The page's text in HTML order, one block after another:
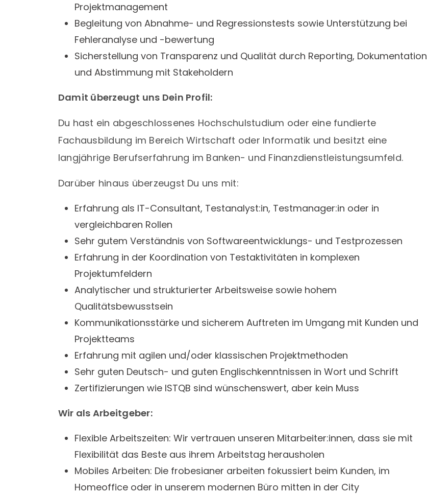
Projektmanagement
Begleitung von Abnahme- und Regressionstests sowie Unterstützung bei
Fehleranalyse und -bewertung
Sicherstellung von Transparenz und Qualität durch Reporting, Dokumentation
und Abstimmung mit Stakeholdern
Damit überzeugt uns Dein Profil:
Du hast ein abgeschlossenes Hochschulstudium oder eine fundierte
Fachausbildung im Bereich Wirtschaft oder Informatik und besitzt eine
langjährige Berufserfahrung im Banken- und Finanzdienstleistungsumfeld.
Darüber hinaus überzeugst Du uns mit:
Erfahrung als IT-Consultant, Testanalyst:in, Testmanager:in oder in
vergleichbaren Rollen
Sehr gutem Verständnis von Softwareentwicklungs- und Testprozessen
Erfahrung in der Koordination von Testaktivitäten in komplexen
Projektumfeldern
Analytischer und strukturierter Arbeitsweise sowie hohem
Qualitätsbewusstsein
Kommunikationsstärke und sicherem Auftreten im Umgang mit Kunden und
Projektteams
Erfahrung mit agilen und/oder klassischen Projektmethoden
Sehr guten Deutsch- und guten Englischkenntnissen in Wort und Schrift
Zertifizierungen wie ISTQB sind wünschenswert, aber kein Muss
Wir als Arbeitgeber:
Flexible Arbeitszeiten: Wir vertrauen unseren Mitarbeiter:innen, dass sie mit
Flexibilität das Beste aus ihrem Arbeitstag herausholen
Mobiles Arbeiten: Die frobesianer arbeiten fokussiert beim Kunden, im
Homeoffice oder in unserem modernen Büro mitten in der City